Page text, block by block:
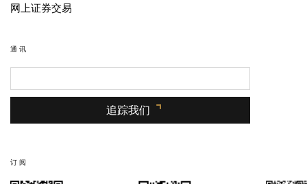
网上证券交易
通讯
追踪我们
订阅